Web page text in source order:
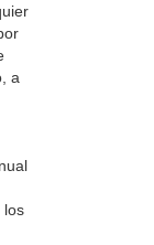
a
los